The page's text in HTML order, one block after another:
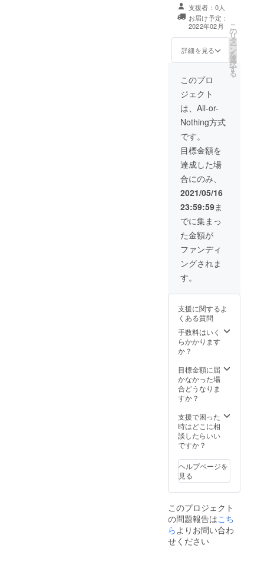
ルTシャツ S・
M・L・LL カ
ラー 黒・赤・
ピンク カラー選
択をご希望の方
は備考欄にご記
弁当引き換え
プン日より1年間
有効) ※ご来店頂
いた際に店内の
お弁当（価格は
問いません）と
交換出来ます。
支援者：0人
お届け予定：
2022年02月
詳細を見る
こ
の
リ
タ
ー
ン
を
選
択
す
る
このプロ
ジェクト
は、All-or-
Nothing方式
です。
目標金額を
達成した場
合にのみ、
2021/05/16
23:59:59ま
でに集まっ
た金額が
ファンディ
ングされま
す。
支援に関するよ
くある質問
手数料はいく
らかかります
か？
目標金額に届
かなかった場
合どうなりま
すか？
支援で困った
時はどこに相
談したらいい
ですか？
ヘルプページを
見る
このプロジェクト
の問題報告はこち
らよりお問い合わ
せください